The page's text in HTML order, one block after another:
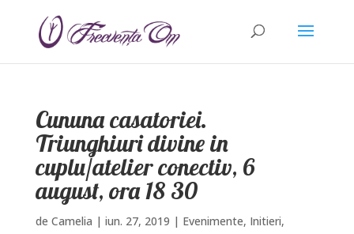
Cununa casatoriei.
Triunghiuri divine in
cuplu/atelier conectiv, 6
august, ora 18 30
de Camelia | iun. 27, 2019 | Evenimente, Initieri,